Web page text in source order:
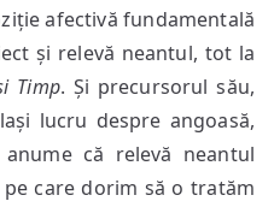
afectivă fundamentală
și relevă neantul, tot la
Timp. Și precursorul său,
lucru despre angoasă,
că relevă neantul
care dorim să o tratăm